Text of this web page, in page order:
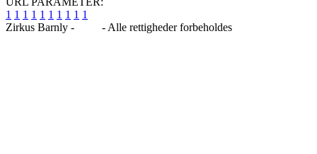
1 1 1 1 1 1 1 1 1 1
Zirkus Barnly -
- Alle rettigheder forbeholdes